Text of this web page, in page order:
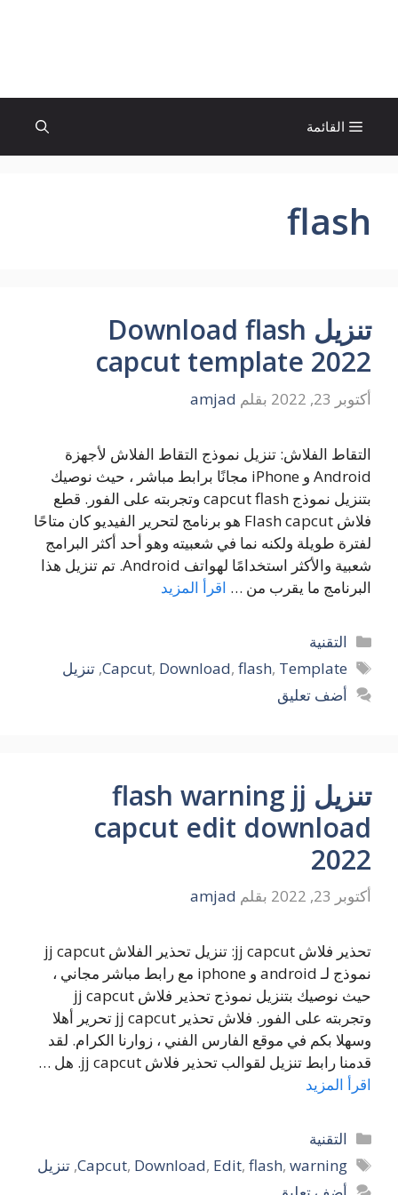
القائمة
flash
تنزيل Download flash
capcut template 2022
أكتوبر 23, 2022 بقلم amjad
التقاط الفلاش: تنزيل نموذج التقاط الفلاش لأجهزة
Android و iPhone مجانًا برابط مباشر ، حيث نوصيك
بتنزيل نموذج capcut flash وتجربته على الفور. قطع
فلاش Flash capcut هو برنامج لتحرير الفيديو كان متاحًا
لفترة طويلة ولكنه نما في شعبيته وهو أحد أكثر البرامج
شعبية والأكثر استخدامًا لهواتف Android. تم تنزيل هذا
البرنامج ما يقرب من … اقرأ المزيد
التصنيفات
التقنية
الوسوم
Capcut, Download, flash, Template
,تنزيل
أضف تعليق
تنزيل flash warning jj
capcut edit download
2022
أكتوبر 23, 2022 بقلم amjad
تحذير فلاش jj capcut: تنزيل تحذير الفلاش jj capcut
نموذج لـ android و iphone مع رابط مباشر مجاني ،
حيث نوصيك بتنزيل نموذج تحذير فلاش jj capcut
وتجربته على الفور. فلاش تحذير jj capcut تحرير أهلا
وسهلا بكم في موقع الفارس الفني ، زوارنا الكرام. لقد
قدمنا ​​رابط تنزيل لقوالب تحذير فلاش jj capcut. هل …
اقرأ المزيد
التصنيفات
التقنية
الوسوم
Capcut, Download, Edit, flash, warning
,تنزيل